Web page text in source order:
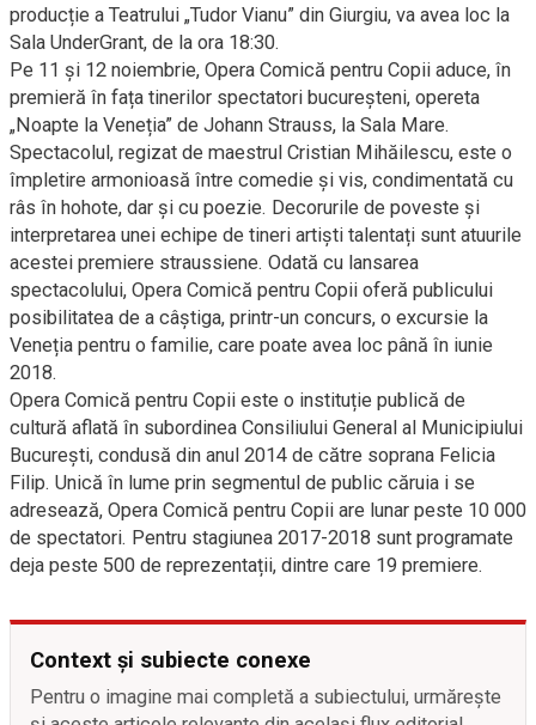
producție a Teatrului „Tudor Vianu” din Giurgiu, va avea loc la
Sala UnderGrant, de la ora 18:30.
Pe 11 și 12 noiembrie, Opera Comică pentru Copii aduce, în
premieră în fața tinerilor spectatori bucureșteni, opereta
„Noapte la Veneția” de Johann Strauss, la Sala Mare.
Spectacolul, regizat de maestrul Cristian Mihăilescu, este o
împletire armonioasă între comedie și vis, condimentată cu
râs în hohote, dar și cu poezie. Decorurile de poveste și
interpretarea unei echipe de tineri artiști talentați sunt atuurile
acestei premiere straussiene. Odată cu lansarea
spectacolului, Opera Comică pentru Copii oferă publicului
posibilitatea de a câștiga, printr-un concurs, o excursie la
Veneția pentru o familie, care poate avea loc până în iunie
2018.
Opera Comică pentru Copii este o instituție publică de
cultură aflată în subordinea Consiliului General al Municipiului
București, condusă din anul 2014 de către soprana Felicia
Filip. Unică în lume prin segmentul de public căruia i se
adresează, Opera Comică pentru Copii are lunar peste 10 000
de spectatori. Pentru stagiunea 2017-2018 sunt programate
deja peste 500 de reprezentații, dintre care 19 premiere.
Context și subiecte conexe
Pentru o imagine mai completă a subiectului, urmărește